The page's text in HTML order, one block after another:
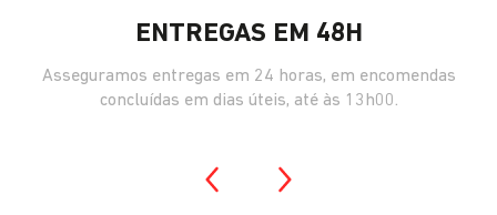
ENTREGAS EM 48H
Asseguramos entregas em 24 horas, em encomendas
concluídas em dias úteis, até às 13h00.